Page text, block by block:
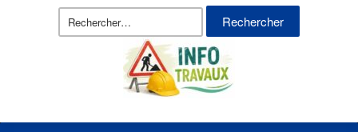
Rechercher :